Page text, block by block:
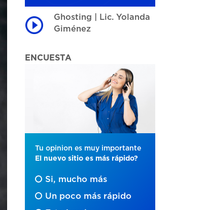
Ghosting | Lic. Yolanda
Giménez
ENCUESTA
Tu opinion es muy importante
El nuevo sitio es más rápido?
Si, mucho más
Un poco más rápido